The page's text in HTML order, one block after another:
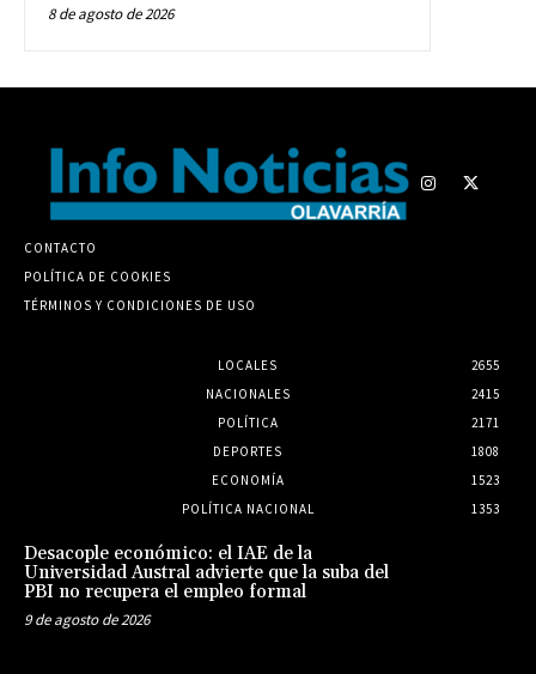
8 de agosto de 2026
CONTACTO
POLÍTICA DE COOKIES
TÉRMINOS Y CONDICIONES DE USO
LOCALES
2655
NACIONALES
2415
POLÍTICA
2171
DEPORTES
1808
ECONOMÍA
1523
POLÍTICA NACIONAL
1353
Desacople económico: el IAE de la
Universidad Austral advierte que la suba del
PBI no recupera el empleo formal
9 de agosto de 2026